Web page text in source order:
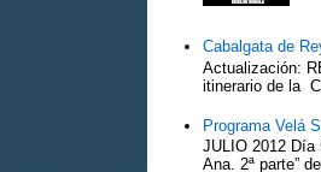
Cabalgata de
Actualización:
itinerario de la
Programa Velá
JULIO 2012 Día
Ana. 2ª parte”